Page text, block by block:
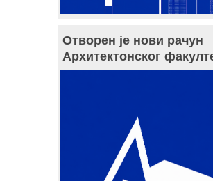
Отворен је нови рачун
Архитектонског